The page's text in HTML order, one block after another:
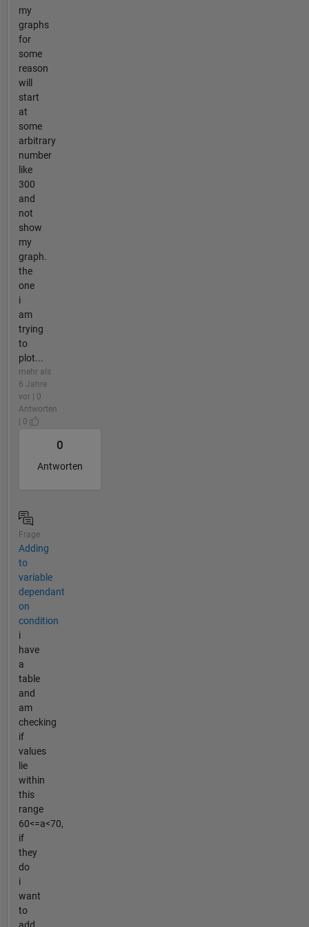
my
graphs
for
some
reason
will
start
at
some
arbitrary
number
like
300
and
not
show
my
graph.
the
one
i
am
trying
to
plot...
mehr als
6 Jahre
vor | 0
Antworten
| 0
0
Antworten
Frage
Adding
to
variable
dependant
on
condition
i
have
a
table
and
am
checking
if
values
lie
within
this
range
60<=a<70,
if
they
do
i
want
to